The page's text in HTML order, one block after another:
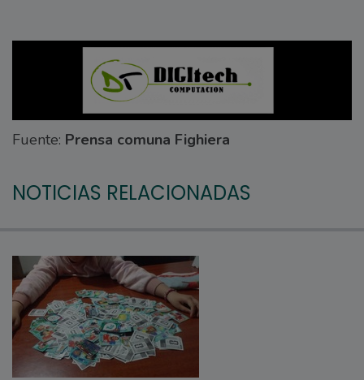
Fuente: Prensa comuna Fighiera
NOTICIAS RELACIONADAS